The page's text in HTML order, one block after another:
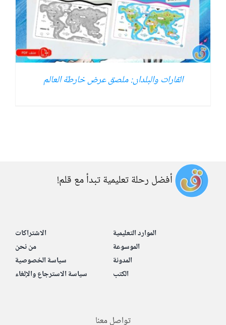
القارات والبلدان: ملصق عرض خارطة العالم
أفضل رحلة تعليمية تبدأ مع قلم!
الموارد التعليمية
الموسوعة
المدونة
الكتب
الاشتراكات
من نحن
سياسة الخصوصية
سياسة الاسترجاع والإلغاء
تواصل معنا